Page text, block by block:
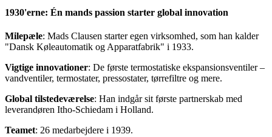
1930'erne: Én mands passion starter global innovation
Milepæle: Mads Clausen starter egen virksomhed, som han kalder
"Dansk Køleautomatik og Apparatfabrik" i 1933.
Vigtige innovationer: De første termostatiske ekspansionsventiler –
vandventiler, termostater, pressostater, tørrefiltre og mere.
Global tilstedeværelse: Han indgår sit første partnerskab med
leverandøren Itho-Schiedam i Holland.
Teamet: 26 medarbejdere i 1939.